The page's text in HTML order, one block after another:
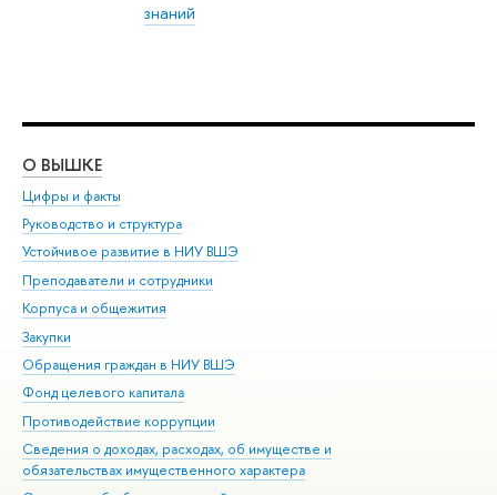
знаний
О ВЫШКЕ
Цифры и факты
Руководство и структура
Устойчивое развитие в НИУ ВШЭ
Преподаватели и сотрудники
Корпуса и общежития
Закупки
Обращения граждан в НИУ ВШЭ
Фонд целевого капитала
Противодействие коррупции
Сведения о доходах, расходах, об имуществе и
обязательствах имущественного характера